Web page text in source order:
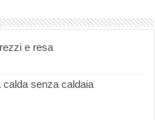
e resa
calda senza caldaia